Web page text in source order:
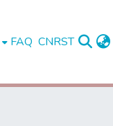
FAQ CNRST